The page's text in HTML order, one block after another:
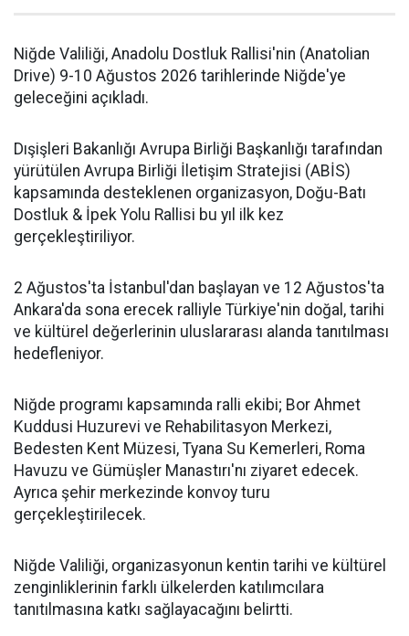
Niğde Valiliği, Anadolu Dostluk Rallisi'nin (Anatolian
Drive) 9-10 Ağustos 2026 tarihlerinde Niğde'ye
geleceğini açıkladı.
Dışişleri Bakanlığı Avrupa Birliği Başkanlığı tarafından
yürütülen Avrupa Birliği İletişim Stratejisi (ABİS)
kapsamında desteklenen organizasyon, Doğu-Batı
Dostluk & İpek Yolu Rallisi bu yıl ilk kez
gerçekleştiriliyor.
2 Ağustos'ta İstanbul'dan başlayan ve 12 Ağustos'ta
Ankara'da sona erecek ralliyle Türkiye'nin doğal, tarihi
ve kültürel değerlerinin uluslararası alanda tanıtılması
hedefleniyor.
Niğde programı kapsamında ralli ekibi; Bor Ahmet
Kuddusi Huzurevi ve Rehabilitasyon Merkezi,
Bedesten Kent Müzesi, Tyana Su Kemerleri, Roma
Havuzu ve Gümüşler Manastırı'nı ziyaret edecek.
Ayrıca şehir merkezinde konvoy turu
gerçekleştirilecek.
Niğde Valiliği, organizasyonun kentin tarihi ve kültürel
zenginliklerinin farklı ülkelerden katılımcılara
tanıtılmasına katkı sağlayacağını belirtti.